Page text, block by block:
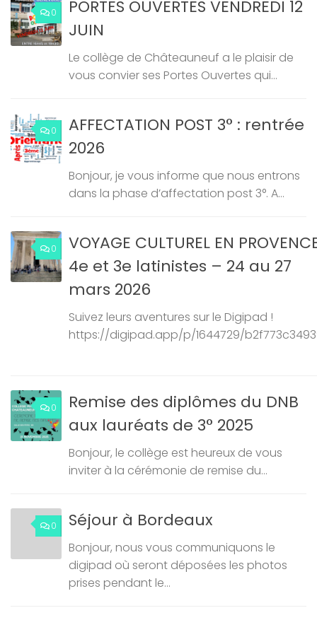
0
PORTES OUVERTES VENDREDI 12
JUIN
Le collège de Châteauneuf a le plaisir de
vous convier ses Portes Ouvertes qui...
0
AFFECTATION POST 3° : rentrée
2026
Bonjour, je vous informe que nous entrons
dans la phase d’affectation post 3°. A...
0
VOYAGE CULTUREL EN
4e et 3e latinistes – 24 au 27
mars 2026
Suivez leurs aventures sur le Digipad !
https://digipad.app/p/1644729/
0
Remise des diplômes du DNB
aux lauréats de 3° 2025
Bonjour, le collège est heureux de vous
inviter à la cérémonie de remise du...
0 Séjour à Bordeaux
Bonjour, nous vous communiquons le
digipad où seront déposées les photos
prises pendant le...